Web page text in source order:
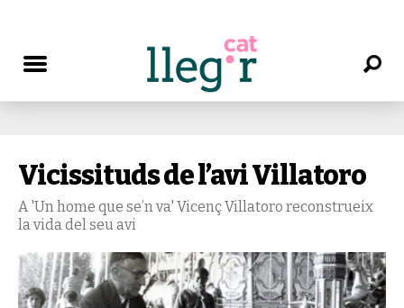
Vicissituds de l’avi Villatoro
A 'Un home que se’n va' Vicenç Villatoro reconstrueix
la vida del seu avi